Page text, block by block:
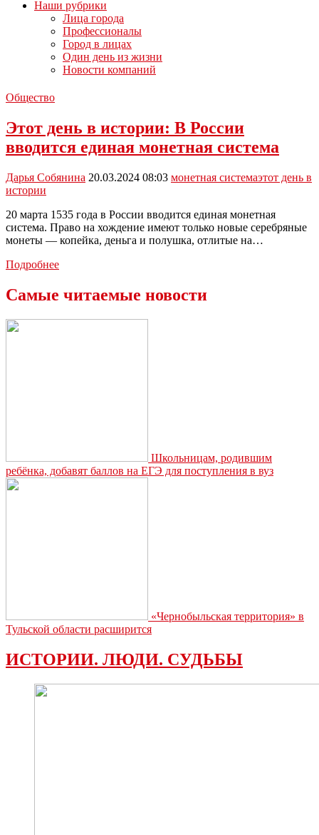
Наши рубрики
Лица города
Профессионалы
Город в лицах
Один день из жизни
Новости компаний
Общество
Этот день в истории: В России
вводится единая монетная система
Дарья Собянина 20.03.2024 08:03 монетная системаэтот день в
истории
20 марта 1535 года в России вводится единая монетная
система. Право на хождение имеют только новые серебряные
монеты — копейка, деньга и полушка, отлитые на…
ПодробнееЭтот
истории:
Самые читаемые новости
Школьницам, родившим
ребёнка, добавят баллов на ЕГЭ для поступления в вуз
«Чернобыльская территория» в
Тульской области расширится
ИСТОРИИ. ЛЮДИ. СУДЬБЫ